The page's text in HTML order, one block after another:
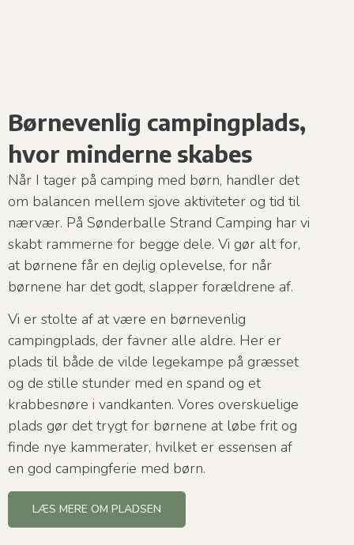
Børnevenlig campingplads,
hvor minderne skabes
Når I tager på camping med børn, handler det
om balancen mellem sjove aktiviteter og tid til
nærvær. På Sønderballe Strand Camping har vi
skabt rammerne for begge dele. Vi gør alt for,
at børnene får en dejlig oplevelse, for når
børnene har det godt, slapper forældrene af.
Vi er stolte af at være en børnevenlig
campingplads, der favner alle aldre. Her er
plads til både de vilde legekampe på græsset
og de stille stunder med en spand og et
krabbesnøre i vandkanten. Vores overskuelige
plads gør det trygt for børnene at løbe frit og
finde nye kammerater, hvilket er essensen af
en god campingferie med børn.
LÆS MERE OM PLADSEN